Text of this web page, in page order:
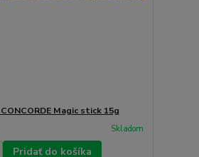
Magic stick 15g
Skladom
Pridať do košíka